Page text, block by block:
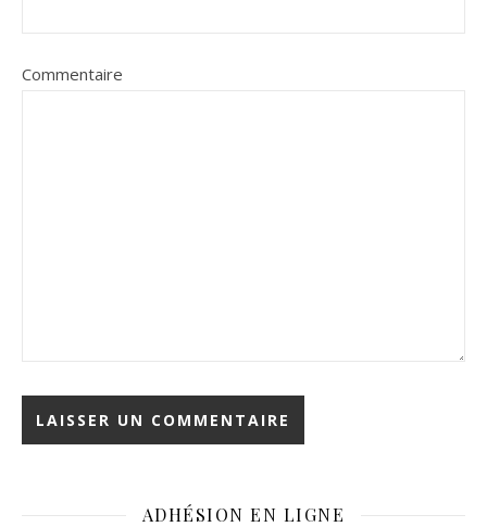
Commentaire
ADHÉSION EN LIGNE